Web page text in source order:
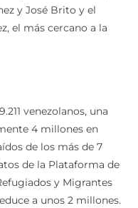
y José Brito y el
el más cercano a la
venezolanos, una
4 millones en
de los más de 7
de la Plataforma de
y Migrantes
a unos 2 millones.